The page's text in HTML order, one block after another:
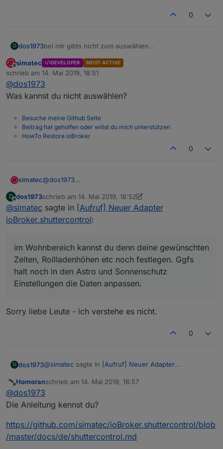
eine Funk Geschichte)
funcClimateControl angelegt... und jetzt?
0
D dos1973bei mir gibts nicht zum auswählen...
Offline
simatec DEVELOPER MOST ACTIVE
schrieb am 14. Mai 2019, 18:51
zuletzt editiert von
@dos1973
Was kannst du nicht auswählen?
Besuche meine Github Seite
Beitrag hat geholfen oder willst du mich unterstützen
HowTo Restore ioBroker
0
simatec@dos1973
Z.B. für den Wohnbereich.
Im Wohnbereich kannst du denn deine gewünschten
Zeiten, Rollladenhöhen etc noch festlegen. Ggfs halt
Bei Sonnenschutz kannst du auch den gleichen Enum
wählen. Dann sind alle Rollläden aus dem
Wohnbereich auch in den Sonnenschutz integriert.
In den Astro Einstellungen kannst du noch deinen
Längen und Breitengrad anlegen
D
Offline
dos1973schrieb am 14. Mai 2019, 18:52
zuletzt editiert von dos1973
@simatec sagte in [Aufruf] Neuer Adapter
ioBroker.shuttercontrol:
im Wohnbereich kannst du denn deine gewünschten
Zeiten, Rollladenhöhen etc noch festlegen. Ggfs
halt noch in den Astro und Sonnenschutz
Einstellungen die Daten anpassen.
Sorry liebe Leute - ich verstehe es nicht.
0
D dos1973@simatec sagte in [Aufruf] Neuer Adapter
gewünschten Zeiten, Rollladenhöhen etc noch
festlegen. Ggfs halt noch in den Astro und
Sonnenschutz Einstellungen die Daten
anpassen.
Offline
Homoranschrieb am 14. Mai 2019, 18:57
zuletzt editiert von
@dos1973
Die Anleitung kennst du?
https://github.com/simatec/ioBroker.shuttercontrol/blob
/master/docs/de/shuttercontrol.md